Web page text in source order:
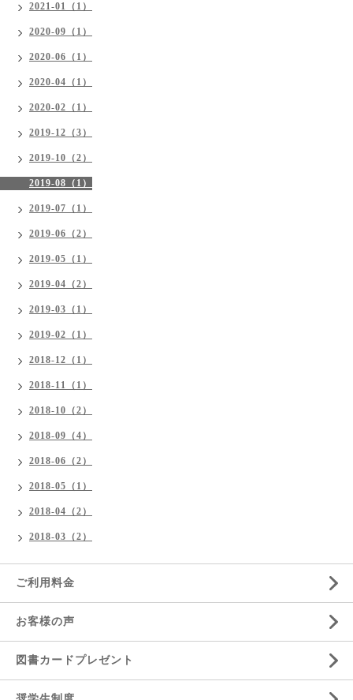
2021-01（1）
2020-09（1）
2020-06（1）
2020-04（1）
2020-02（1）
2019-12（3）
2019-10（2）
2019-08（1）
2019-07（1）
2019-06（2）
2019-05（1）
2019-04（2）
2019-03（1）
2019-02（1）
2018-12（1）
2018-11（1）
2018-10（2）
2018-09（4）
2018-06（2）
2018-05（1）
2018-04（2）
2018-03（2）
ご利用料金
お客様の声
図書カードプレゼント